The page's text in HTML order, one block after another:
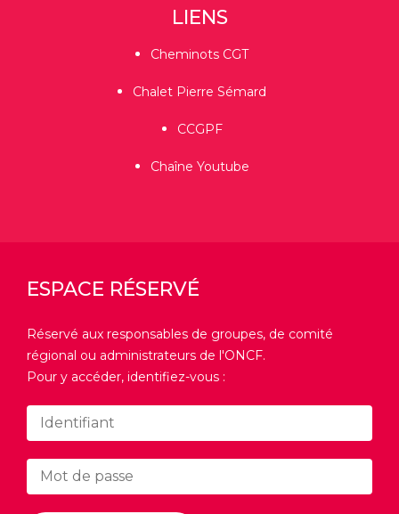
LIENS
Cheminots CGT
Chalet Pierre Sémard
CCGPF
Chaîne Youtube
ESPACE RÉSERVÉ
Réservé aux responsables de groupes, de comité
régional ou administrateurs de l'ONCF.
Pour y accéder, identifiez-vous :